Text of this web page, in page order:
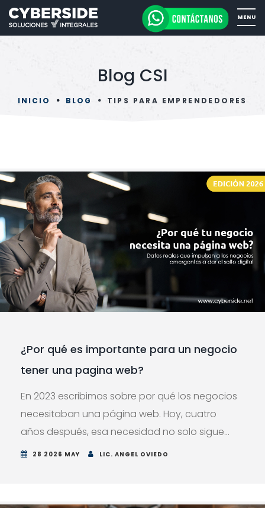
Blog CSI
INICIO BLOG TIPS PARA EMPRENDEDORES
¿Por qué es importante para un negocio
tener una pagina web?
En 2023 escribimos sobre por qué los negocios
necesitaban una página web. Hoy, cuatro
años después, esa necesidad no solo sigue...
28 2026 MAY LIC. ANGEL OVIEDO